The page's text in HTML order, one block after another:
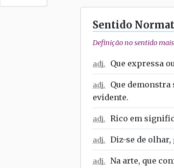
Sentido
Definição no sentido
adj. Que expressa
adj.
Que
evidente.
adj. Rico em
adj. Diz-se de
adj. Na arte, que